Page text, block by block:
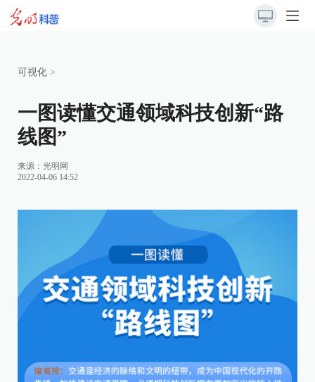
可视化 >
一图读懂交通领域科技创新“路
线图”
来源： 光明网
2022-04-06 14:52